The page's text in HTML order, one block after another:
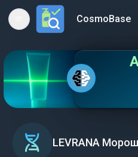
Open main menuCosmoBase
LEVRANA